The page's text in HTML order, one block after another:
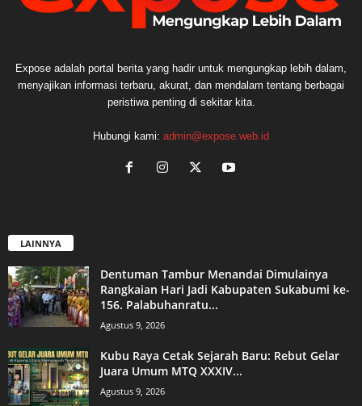
Expose adalah portal berita yang hadir untuk mengungkap lebih dalam,
menyajikan informasi terbaru, akurat, dan mendalam tentang berbagai
peristiwa penting di sekitar kita.
Hubungi kami: admin@expose.web.id
LAINNYA
Dentuman Tambur Menandai Dimulainya
Rangkaian Hari Jadi Kabupaten Sukabumi ke-
156. Palabuhanratu...
Agustus 9, 2026
Kubu Raya Cetak Sejarah Baru: Rebut Gelar
Juara Umum MTQ XXXIV...
Agustus 9, 2026